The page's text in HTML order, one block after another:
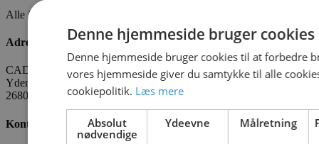
Alle fakta om CADO er tilgængelige
Adresse
CADO AQUA Danmark
Yderholmvej 35
2680 Solrød
Kontakt os
Denne hjemmeside bruger cookies
Denne hjemmeside bruger cookies til at forbedre
vores hjemmeside giver du samtykke til alle
cookiepolitik. Læs mere
Absolut
nødvendige
Ydeevne Målretning